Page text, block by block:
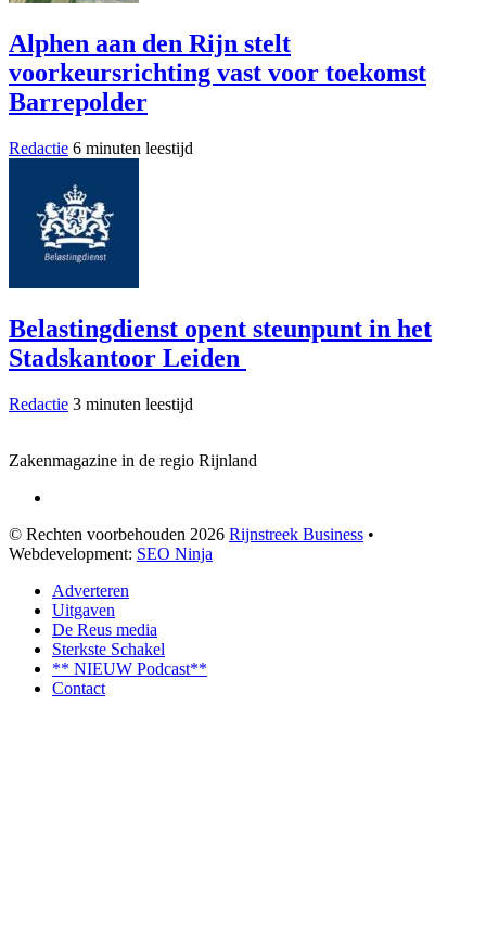
Alphen aan den Rijn stelt
voorkeursrichting vast voor toekomst
Barrepolder
Redactie 6 minuten leestijd
Belastingdienst opent steunpunt in het
Stadskantoor Leiden
Redactie 3 minuten leestijd
Zakenmagazine in de regio Rijnland
© Rechten voorbehouden 2026 Rijnstreek Business •
Webdevelopment: SEO Ninja
Adverteren
Uitgaven
De Reus media
Sterkste Schakel
** NIEUW Podcast**
Contact